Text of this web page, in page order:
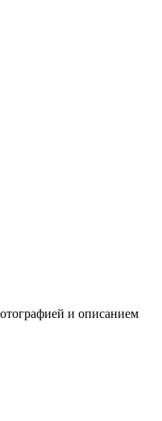
и описанием